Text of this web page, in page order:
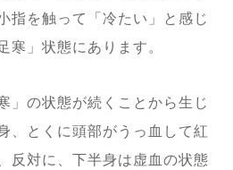
指を触って「冷たい」と感じ
寒」状態にあります。
」の状態が続くことから生じ
、とくに頭部がうっ血して紅
反対に、下半身は虚血の状態